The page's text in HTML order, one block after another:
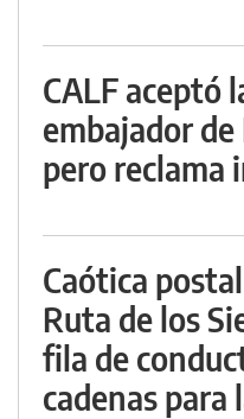
CALF aceptó
embajador
pero reclama
Caótica
Ruta de los
fila de
cadenas para